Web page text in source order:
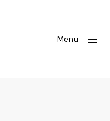
Menu